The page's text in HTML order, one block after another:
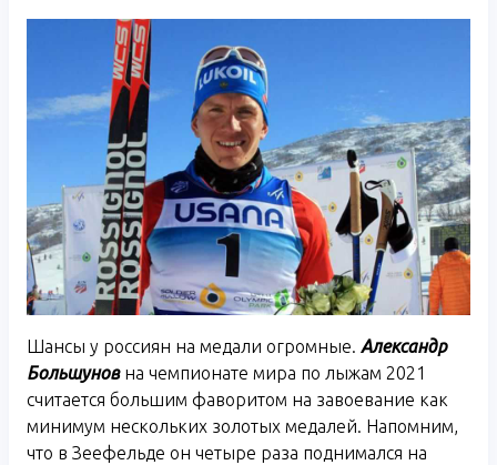
Шансы у россиян на медали огромные. Александр
Большуновна чемпионате мира по лыжам 2021
считается большим фаворитом на завоевание как
минимум нескольких золотых медалей. Напомним,
что в Зеефельде он четыре раза поднимался на